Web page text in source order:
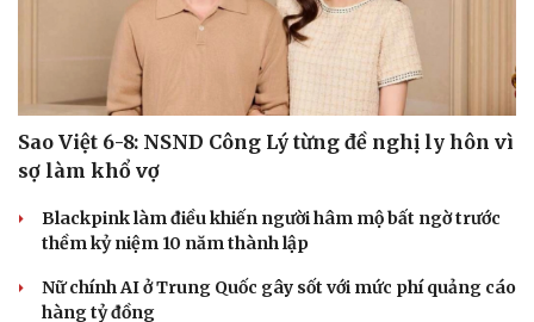
Sao Việt 6-8: NSND Công Lý từng đề nghị ly hôn vì
sợ làm khổ vợ
Blackpink làm điều khiến người hâm mộ bất ngờ trước
thềm kỷ niệm 10 năm thành lập
Nữ chính AI ở Trung Quốc gây sốt với mức phí quảng cáo
hàng tỷ đồng